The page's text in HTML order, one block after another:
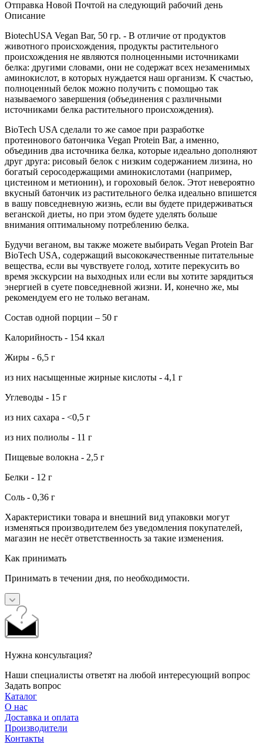
Отправка Новой Почтой на следующий рабочий день
Описание
BiotechUSA Vegan Bar, 50 гр. - В отличие от продуктов
животного происхождения, продукты растительного
происхождения не являются полноценными источниками
белка: другими словами, они не содержат всех незаменимых
аминокислот, в которых нуждается наш организм. К счастью,
полноценный белок можно получить с помощью так
называемого завершения (объединения с различными
источниками белка растительного происхождения).
BioTech USA сделали то же самое при разработке
протеинового батончика Vegan Protein Bar, а именно,
объединив два источника белка, которые идеально дополняют
друг друга: рисовый белок с низким содержанием лизина, но
богатый серосодержащими аминокислотами (например,
цистеином и метионин), и гороховый белок. Этот невероятно
вкусный батончик из растительного белка идеально впишется
в вашу повседневную жизнь, если вы будете придерживаться
веганской диеты, но при этом будете уделять больше
внимания оптимальному потреблению белка.
Будучи веганом, вы также можете выбирать Vegan Protein Bar
BioTech USA, содержащий высококачественные питательные
вещества, если вы чувствуете голод, хотите перекусить во
время экскурсии на выходных или если вы хотите зарядиться
энергией в суете повседневной жизни. И, конечно же, мы
рекомендуем его не только веганам.
Состав одной порции – 50 г
Калорийность - 154 ккал
Жиры - 6,5 г
из них насыщенные жирные кислоты - 4,1 г
Углеводы - 15 г
из них сахара - <0,5 г
из них полиолы - 11 г
Пищевые волокна - 2,5 г
Белки - 12 г
Соль - 0,36 г
Характеристики товара и внешний вид упаковки могут
изменяться производителем без уведомления покупателей,
магазин не несёт ответственность за такие изменения.
Как принимать
Принимать в течении дня, по необходимости.
Нужна консультация?
Наши специалисты ответят на любой интересующий вопрос
Задать вопрос
Каталог
О нас
Доставка и оплата
Производители
Контакты